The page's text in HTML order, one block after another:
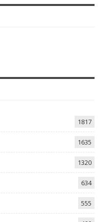
1817
1635
1320
634
555